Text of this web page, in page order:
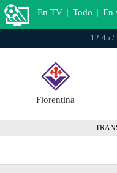
En TV | Todo | En
12:45 /
Fiorentina